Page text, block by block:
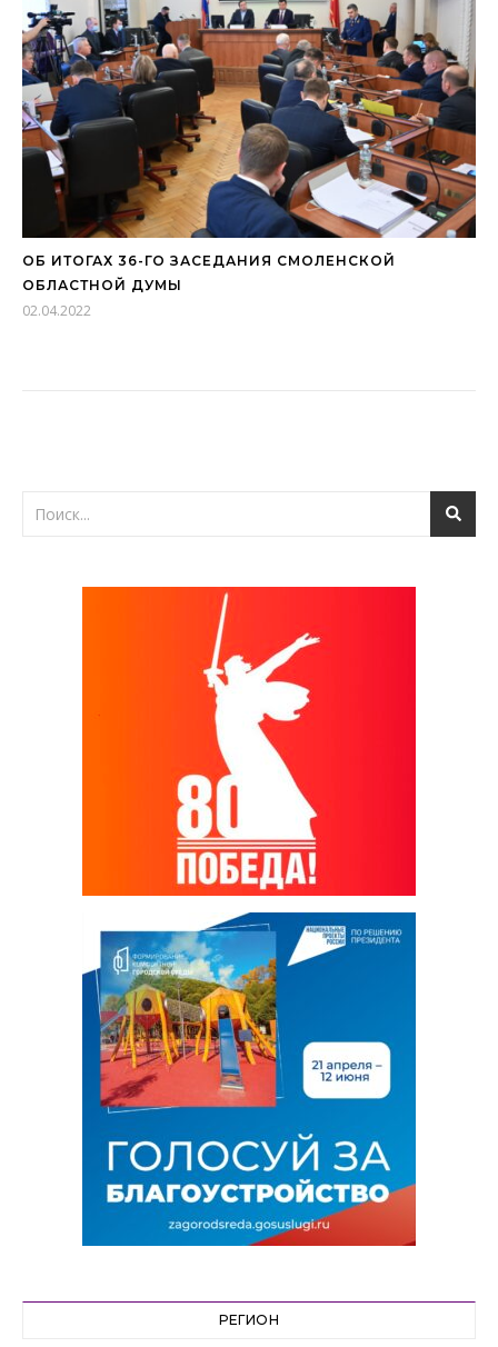
ОБ ИТОГАХ 36-ГО ЗАСЕДАНИЯ СМОЛЕНСКОЙ
ОБЛАСТНОЙ ДУМЫ
02.04.2022
РЕГИОН